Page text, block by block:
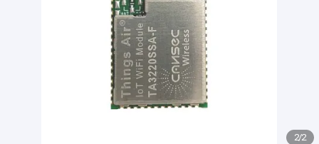
2/2